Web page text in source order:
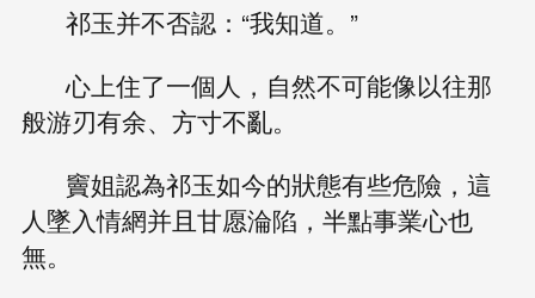
祁玉并不否認：“我知道。”
心上住了一個人，自然不可能像以往那
般游刃有余、方寸不亂。
竇姐認為祁玉如今的狀態有些危險，這
人墜入情網并且甘愿淪陷，半點事業心也
無。